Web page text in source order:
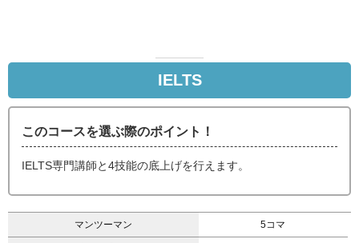
IELTS
このコースを選ぶ際のポイント！
IELTS専門講師と4技能の底上げを行えます。
マンツーマン 5コマ